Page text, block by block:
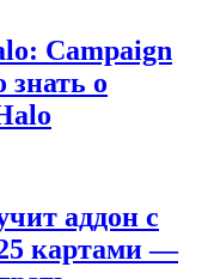
Campaign
о
аддон с
картами —